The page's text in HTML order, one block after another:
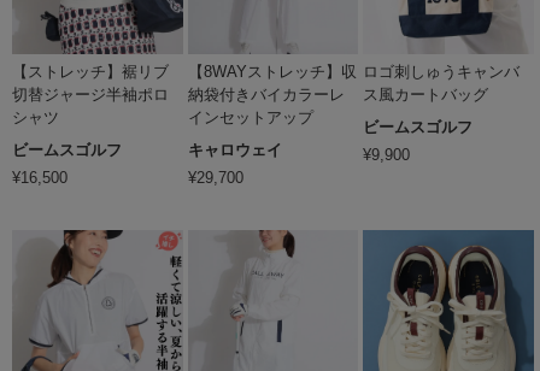
【ストレッチ】裾リブ
切替ジャージ半袖ポロ
シャツ
ビームスゴルフ
¥16,500
【8WAYストレッチ】収
納袋付きバイカラーレ
インセットアップ
キャロウェイ
¥29,700
ロゴ刺しゅうキャンバ
ス風カートバッグ
ビームスゴルフ
¥9,900